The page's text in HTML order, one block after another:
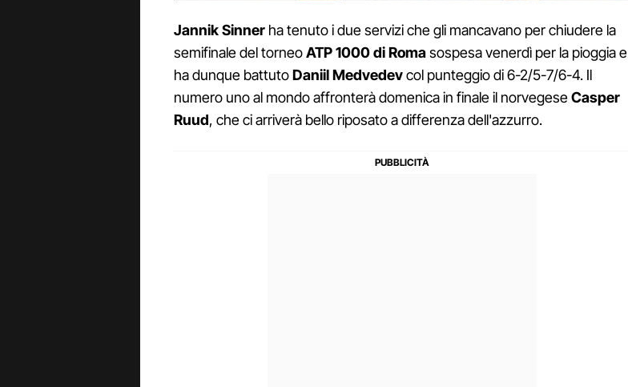
Jannik Sinner ha tenuto i due servizi che gli mancavano per chiudere la
semifinale del torneoATP 1000 di Romasospesa venerdì per la pioggia e
ha dunque battutoDaniil Medvedevcol punteggio di 6-2/5-7/6-4. Il
numero uno al mondo affronterà domenica in finale il norvegeseCasper
Ruud, che ci arriverà bello riposato a differenza dell'azzurro.